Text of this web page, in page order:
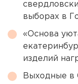
выборах в
«Основа
изделий
Выходные в